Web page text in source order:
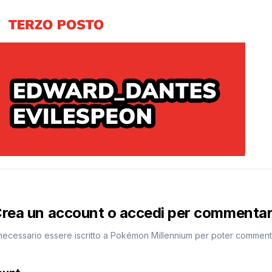
un account o accedi per
essere iscritto a Pokémon Millennium per poter